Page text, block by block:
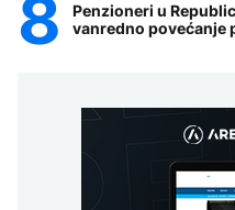
Penzioneri u
vanredno povećanje